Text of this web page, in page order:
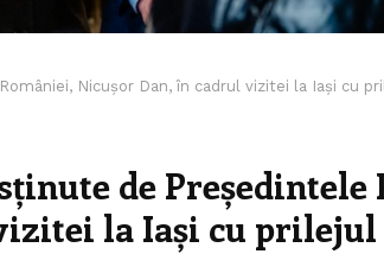
Nicușor Dan, în cadrul vizitei la Iași cu
de Președintele
la Iași cu